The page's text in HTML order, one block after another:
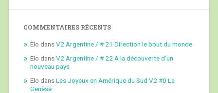
COMMENTAIRES RÉCENTS
Elo dansV2 Argentine / # 21 Direction le bout du monde
Elo dansV2 Argentine / # 22 A la découverte d’un
nouveau pays
Elo dansLes Joyeux en Amérique du Sud V2 #0 La
Genèse